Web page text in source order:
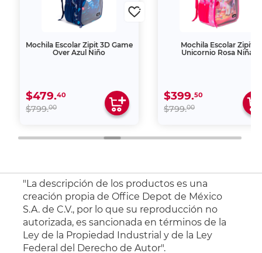
Mochila Escolar Zipit 3D Game
Over Azul Niño
$479.40
$799.00
Mochila Escolar Zipit
Unicornio Rosa Niña
$399.50
$799.00
"La descripción de los productos es una
creación propia de Office Depot de México
S.A. de C.V., por lo que su reproducción no
autorizada, es sancionada en términos de la
Ley de la Propiedad Industrial y de la Ley
Federal del Derecho de Autor".